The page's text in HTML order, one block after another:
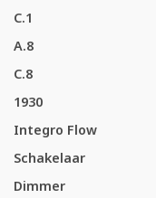
C.1
A.8
C.8
1930
Integro Flow
Schakelaar
Dimmer